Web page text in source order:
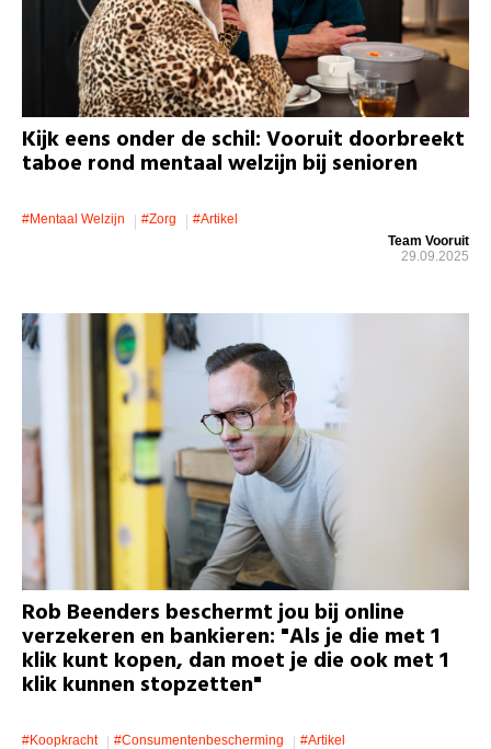
Kijk eens onder de schil: Vooruit doorbreekt
taboe rond mentaal welzijn bij senioren
#mentaal Welzijn #zorg
#artikel
Team Vooruit
29.09.2025
Rob Beenders beschermt jou bij online
verzekeren en bankieren: "Als je die met 1
klik kunt kopen, dan moet je die ook met 1
klik kunnen stopzetten"
#koopkracht #consumentenbescherming
#artikel